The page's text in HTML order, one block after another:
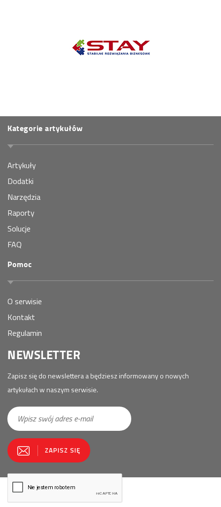
Kategorie artykułów
Artykuły
Dodatki
Narzędzia
Raporty
Solucje
FAQ
Pomoc
O serwisie
Kontakt
Regulamin
NEWSLETTER
Zapisz się do newslettera a będziesz informowany o nowych
artykułach w naszym serwisie.
E-
mail
*
ZAPISZ SIĘ